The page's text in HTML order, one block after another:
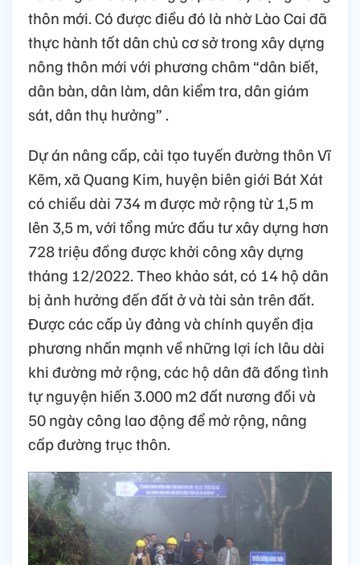
thôn mới. Có được điều đó là nhờ Lào Cai đã
thực hành tốt dân chủ cơ sở trong xây dựng
nông thôn mới với phương châm “dân biết,
dân bàn, dân làm, dân kiểm tra, dân giám
sát, dân thụ hưởng” .
Dự án nâng cấp, cải tạo tuyến đường thôn Vĩ
Kẽm, xã Quang Kim, huyện biên giới Bát Xát
có chiều dài 734 m được mở rộng từ 1,5 m
lên 3,5 m, với tổng mức đầu tư xây dựng hơn
728 triệu đồng được khởi công xây dựng
tháng 12/2022. Theo khảo sát, có 14 hộ dân
bị ảnh hưởng đến đất ở và tài sản trên đất.
Được các cấp ủy đảng và chính quyền địa
phương nhấn mạnh về những lợi ích lâu dài
khi đường mở rộng, các hộ dân đã đồng tình
tự nguyện hiến 3.000 m2 đất nương đồi và
50 ngày công lao động để mở rộng, nâng
cấp đường trục thôn.